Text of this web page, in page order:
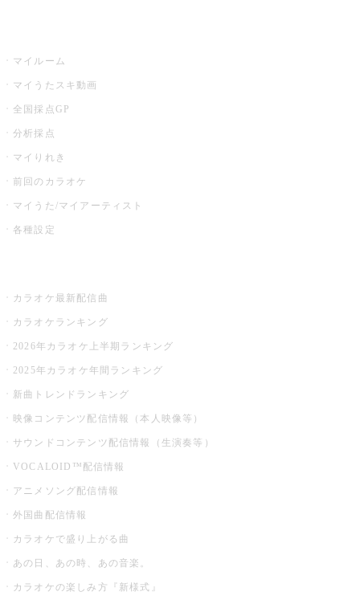
マイルーム
マイうたスキ動画
全国採点GP
分析採点
マイりれき
前回のカラオケ
マイうた/マイアーティスト
各種設定
カラオケ最新配信曲
カラオケランキング
2026年カラオケ上半期ランキング
2025年カラオケ年間ランキング
新曲トレンドランキング
映像コンテンツ配信情報（本人映像等）
サウンドコンテンツ配信情報（生演奏等）
VOCALOID™配信情報
アニメソング配信情報
外国曲配信情報
カラオケで盛り上がる曲
あの日、あの時、あの音楽。
カラオケの楽しみ方『新様式』